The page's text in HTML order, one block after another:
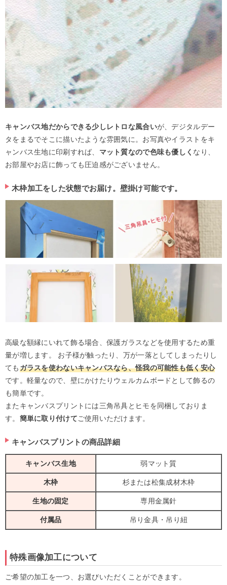
キャンバス地だからできる少しレトロな風合いが、デジタルデー
タをまるでそこに描いたような雰囲気に。お写真やイラストをキ
ャンバス生地に印刷すれば、 マット質なので色味も優しく なり、
お部屋やお店に飾っても圧迫感がございません。
木枠加工をした状態でお届け。壁掛け可能です。
高級な額縁にいれて飾る場合、保護ガラスなどを使用するため重
量が増します。 お子様が触ったり、万が一落としてしまったりし
てもガラスを使わないキャンバスなら、怪我の可能性も低く安心
です。軽量なので、壁にかけたりウェルカムボードとして飾るの
も簡単です。
またキャンバスプリントには三角吊具とヒモを同梱しておりま
す。 簡単に取り付けてご使用いただけます。
キャンバスプリントの商品詳細
キャンバス生地 弱マット質
木枠 杉または松集成材木枠
生地の固定 専用金属針
付属品 吊り金具・吊り紐
特殊画像加工について
ご希望の加工を一つ、お選びいただくことができます。